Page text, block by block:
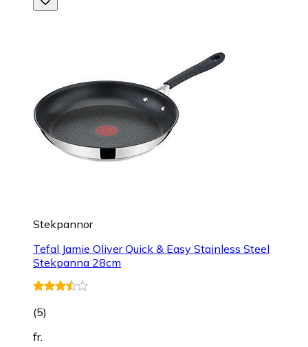
Stekpannor
Tefal Jamie Oliver Quick & Easy Stainless Steel
Stekpanna 28cm
(5)
fr.